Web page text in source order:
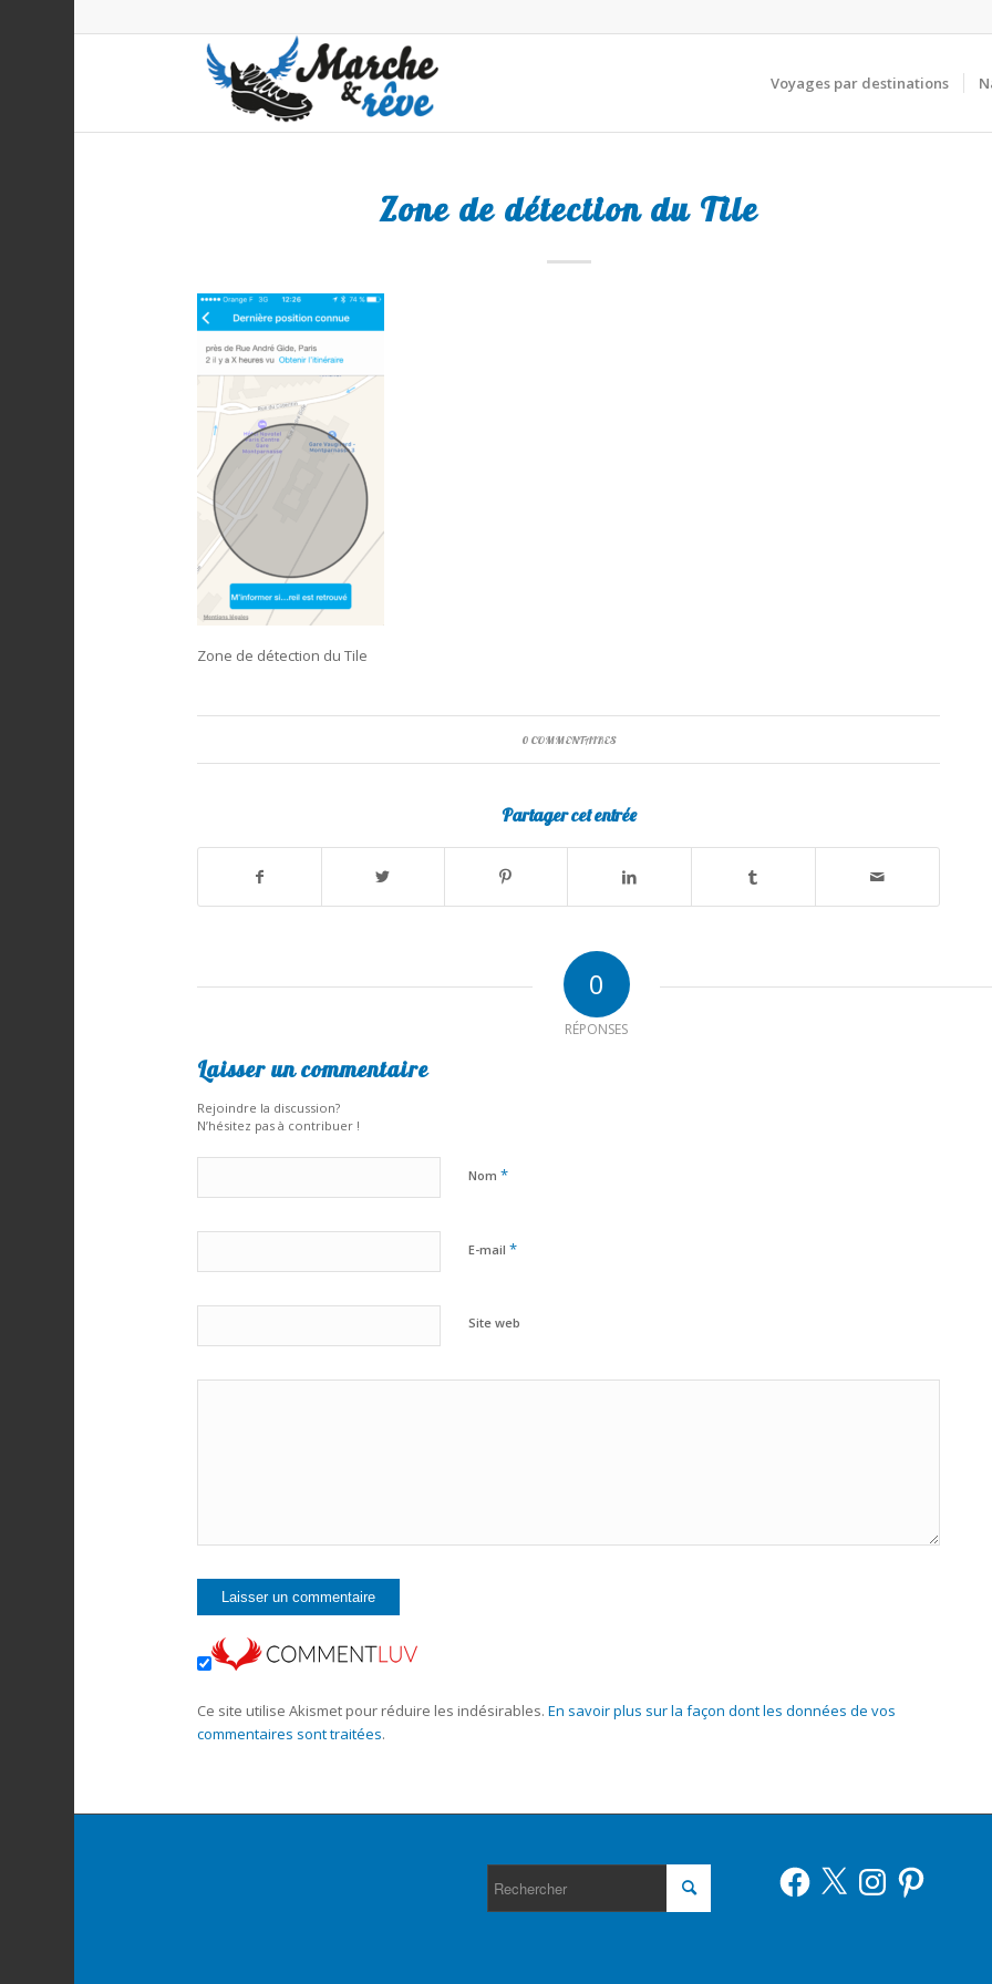
Voyages par destinations
Zone de détection du Tile
Zone de détection du Tile
0 COMMENTAIRES
Partager cet entrée
0
RÉPONSES
Laisser un commentaire
Rejoindre la discussion?
N’hésitez pas à contribuer !
Nom *
E-mail *
Site web
Ce site utilise Akismet pour réduire les indésirables. En savoir plus sur la façon dont les données de vos
commentaires sont traitées.
Facebook
X InstagramPinterest